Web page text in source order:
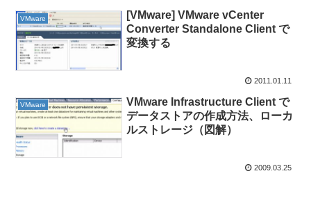
VMware
[VMware] VMware vCenter
Converter Standalone Client で
変換する
2011.01.11
VMware
VMware Infrastructure Client で
データストアの作成方法、ローカ
ルストレージ（図解）
2009.03.25